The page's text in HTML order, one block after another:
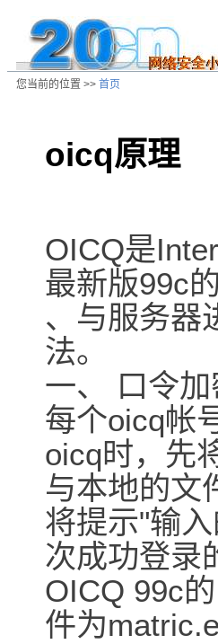
您当前的位置 >> 首页
oicq原理
OICQ是
最新版99c
、与服务器
法。
一、 口令加
每个oicq帐
oicq时，先
与本地的文
将提示"输
次成功登录
OICQ 99c
件为